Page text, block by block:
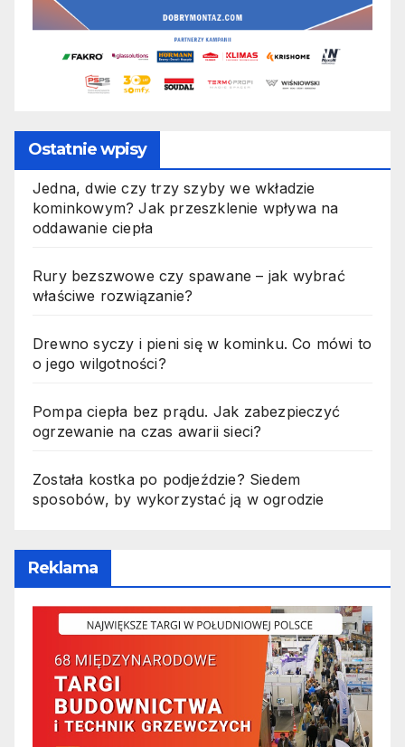
Ostatnie wpisy
Jedna, dwie czy trzy szyby we wkładzie
kominkowym? Jak przeszklenie wpływa na
oddawanie ciepła
Rury bezszwowe czy spawane – jak wybrać
właściwe rozwiązanie?
Drewno syczy i pieni się w kominku. Co mówi to
o jego wilgotności?
Pompa ciepła bez prądu. Jak zabezpieczyć
ogrzewanie na czas awarii sieci?
Została kostka po podjeździe? Siedem
sposobów, by wykorzystać ją w ogrodzie
Reklama